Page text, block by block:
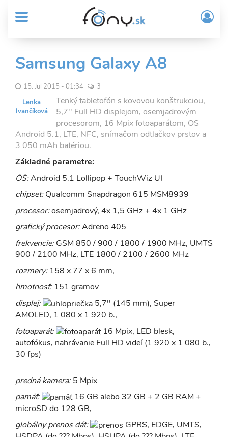
obsah
MENU
Sub
Header
menu
User
account
menu
/
Samsung Galaxy A8
15. Jul 2015 - 01:34
3
Lenka
Ivančíková
Tenký tabletofón s kovovou konštrukciou,
5,7'' Full HD displejom, osemjadrovým
procesorom, 16 Mpix fotoaparátom, OS
Android 5.1, LTE, NFC, snímačom odtlačkov prstov a
3 050 mAh batériou.
Základné parametre:
OS:Android 5.1 Lollipop + TouchWiz UI
chipset:Qualcomm Snapdragon 615 MSM8939
procesor:osemjadrový, 4x 1,5 GHz + 4x 1 GHz
grafický procesor:Adreno 405
frekvencie:GSM 850 / 900 / 1800 / 1900 MHz, UMTS
900 / 2100 MHz, LTE 1800 / 2100 / 2600 MHz
rozmery:158 x 77 x 6 mm,
hmotnosť:151 gramov
displej:
5,7'' (145 mm), Super
AMOLED, 1 080 x 1 920 b.,
fotoaparát:
16 Mpix, LED blesk,
autofókus, nahrávanie Full HD videí (1 920 x 1 080 b.,
30 fps)
predná kamera:5 Mpix
pamäť:
16 GB alebo 32 GB + 2 GB RAM +
microSD do 128 GB,
globálny prenos dát:
GPRS, EDGE, UMTS,